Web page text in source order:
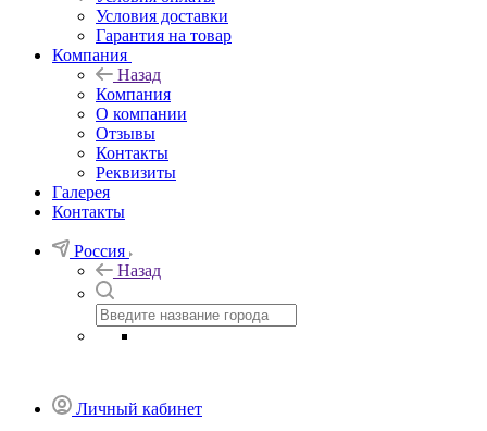
Условия доставки
Гарантия на товар
Компания
Назад
Компания
О компании
Отзывы
Контакты
Реквизиты
Галерея
Контакты
Россия
Назад
Личный кабинет